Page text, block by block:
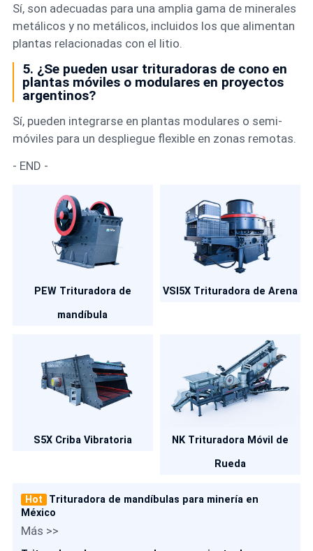
Sí, son adecuadas para una amplia gama de minerales
metálicos y no metálicos, incluidos los que alimentan
plantas relacionadas con el litio.
5. ¿Se pueden usar trituradoras de cono en
plantas móviles o modulares en proyectos
argentinos?
Sí, pueden integrarse en plantas modulares o semi-
móviles para un despliegue flexible en zonas remotas.
- END -
PEW Trituradora de
mandíbula
VSI5X Trituradora de Arena
S5X Criba Vibratoria
NK Trituradora Móvil de
Rueda
Hot
Trituradora de mandíbulas para minería en
México
Más >>